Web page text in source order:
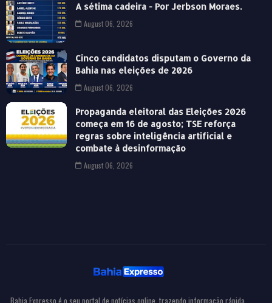
A sétima cadeira - Por Jerbson Moraes.
August 06, 2026
Cinco candidatos disputam o Governo da
Bahia nas eleições de 2026
August 06, 2026
Propaganda eleitoral das Eleições 2026
começa em 16 de agosto; TSE reforça
regras sobre inteligência artificial e
combate à desinformação
August 06, 2026
Bahia Expresso é o seu portal de notícias online, trazendo informação rápida,